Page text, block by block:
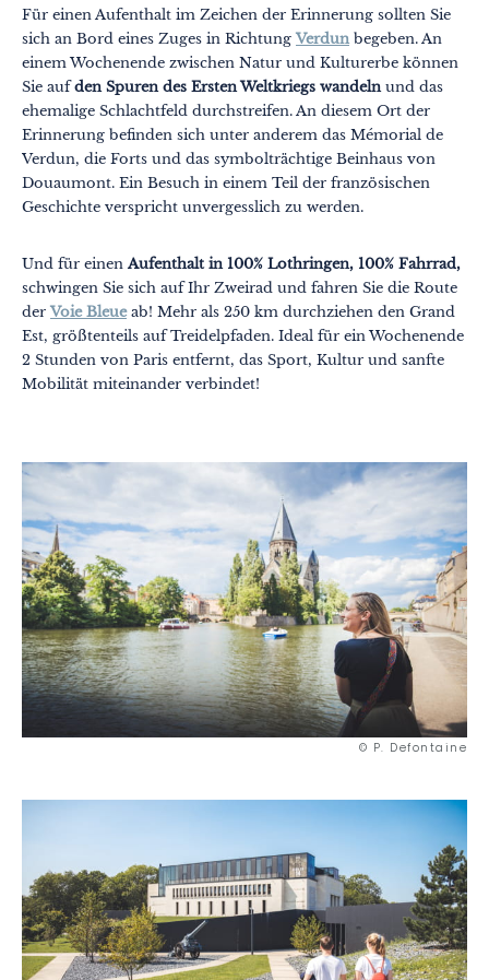
Für einen Aufenthalt im Zeichen der Erinnerung sollten Sie
sich an Bord eines Zuges in Richtung Verdun begeben. An
einem Wochenende zwischen Natur und Kulturerbe können
Sie aufden Spuren des Ersten Weltkriegs wandelnund das
ehemalige Schlachtfeld durchstreifen. An diesem Ort der
Erinnerung befinden sich unter anderem das Mémorial de
Verdun, die Forts und das symbolträchtige Beinhaus von
Douaumont. Ein Besuch in einem Teil der französischen
Geschichte verspricht unvergesslich zu werden.
Und für einen Aufenthalt in 100% Lothringen, 100% Fahrrad,
schwingen Sie sich auf Ihr Zweirad und fahren Sie die Route
der Voie Bleueab! Mehr als 250 km durchziehen den Grand
Est, größtenteils auf Treidelpfaden. Ideal für ein Wochenende
2 Stunden von Paris entfernt, das Sport, Kultur und sanfte
Mobilität miteinander verbindet!
© P. Defontaine